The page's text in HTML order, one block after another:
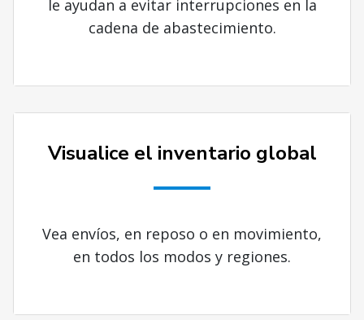
le ayudan a evitar interrupciones en la
cadena de abastecimiento.
Visualice el inventario global
Vea envíos, en reposo o en movimiento,
en todos los modos y regiones.